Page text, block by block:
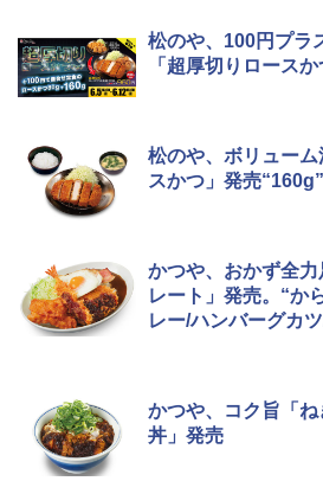
松のや、100円プラ
「超厚切りロースか
松のや、ボリュー
スかつ」発売
かつや、おかず全
レート」発売。“か
レー/ハンバーグカ
かつや、コク旨「
丼」発売